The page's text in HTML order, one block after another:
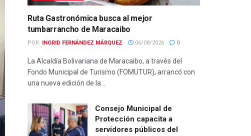
Ruta Gastronómica busca al mejor
tumbarrancho de Maracaibo
POR: INGRID FERNÁNDEZ MÁRQUEZ 06/08/2026 0
La Alcaldía Bolivariana de Maracaibo, a través del
Fondo Municipal de Turismo (FOMUTUR), arrancó con
una nueva edición de la...
Consejo Municipal de
Protección capacita a
servidores públicos del